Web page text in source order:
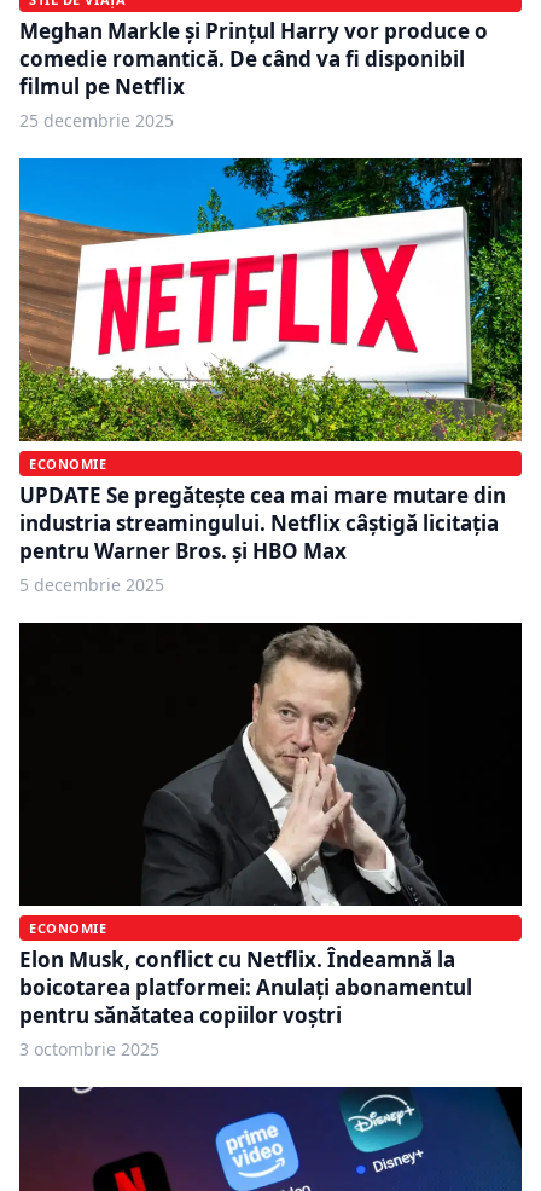
Meghan Markle și Prințul Harry vor produce o
comedie romantică. De când va fi disponibil
filmul pe Netflix
25 decembrie 2025
ECONOMIE
UPDATE Se pregătește cea mai mare mutare din
industria streamingului. Netflix câștigă licitația
pentru Warner Bros. și HBO Max
5 decembrie 2025
ECONOMIE
Elon Musk, conflict cu Netflix. Îndeamnă la
boicotarea platformei: Anulați abonamentul
pentru sănătatea copiilor voștri
3 octombrie 2025